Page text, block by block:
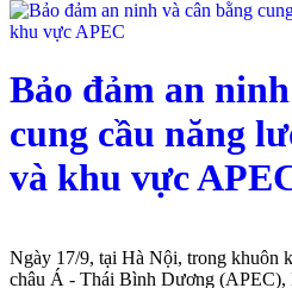
Bảo đảm an
cung cầu năng
và khu vực
Ngày 17/9, tại Hà Nội, trong khuôn
châu Á - Thái Bình Dương